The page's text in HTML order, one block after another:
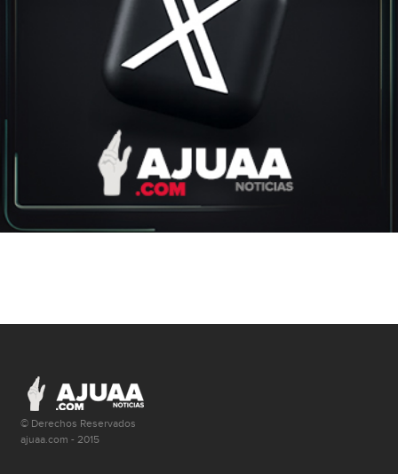
© Derechos Reservados
ajuaa.com - 2015